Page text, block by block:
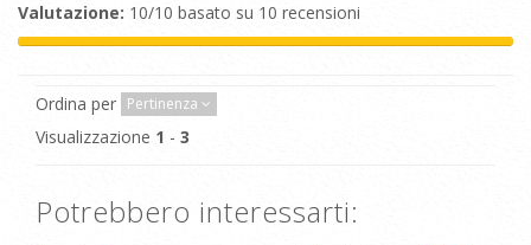
Valutazione: 10/10 basato su 10 recensioni
Ordina per Pertinenza
Visualizzazione 1 - 3
Potrebbero interessarti: